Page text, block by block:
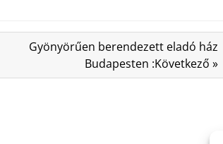
Gyönyörűen berendezett eladó ház
Budapesten :Következő »